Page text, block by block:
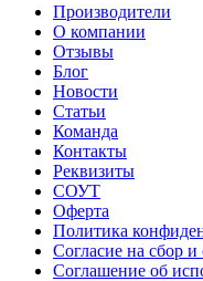
Производители
О компании
Отзывы
Блог
Новости
Статьи
Команда
Контакты
Реквизиты
СОУТ
Оферта
Политика
Согласие на сбор
Соглашение об